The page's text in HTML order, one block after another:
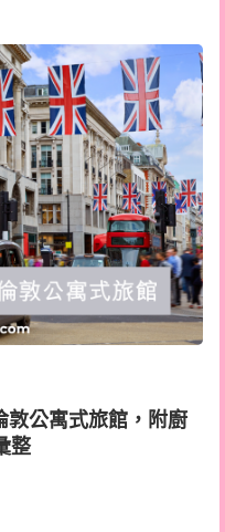
公寓式旅館，附廚
整